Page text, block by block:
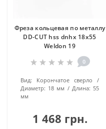
Фреза кольцевая по металлу
DD-CUT hss dnhx 18х55
Weldon 19
0
Вид:
Корончатое сверло
Диаметр: 18 мм Длина: 55
мм
1 468 грн.